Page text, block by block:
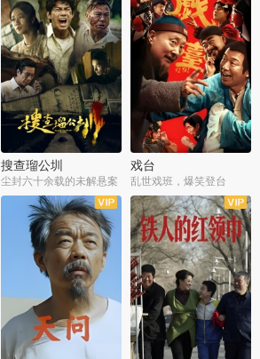
搜查瑠公圳
尘封六十余载的未解悬案
戏台
乱世戏班，爆笑登台